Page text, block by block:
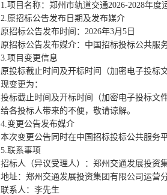
1.项目名称： 郑州市轨道交通2026-2028年度
2.原招标公告发布日期及发布媒介
原招标公告发布时间： 2026年3月 5 日
原招标公告发布媒介： 中国招标投标公共服
3.项目 变更信息
原投标截止时间及开标时间（加密电子投标
现变更为：
投标截止时间及开标时间（加密电子投标文
给各投标人带来的不便，敬请谅解。
4.变更公告发布媒介
本次变更公告同时在中国招标投标公共服务
5.联系事项
招标人 （异议受理人） ： 郑州交通发展投资
地址： 郑州交通发展投资集团有限公司运营
联系人： 李先生